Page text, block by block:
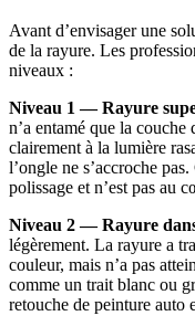
Avant d’envisager une
de la rayure. Les
niveaux :
Niveau 1 — Rayure
n’a entamé que la
clairement à la lumière
l’ongle ne s’accroche
polissage et n’est pas au
Niveau 2 — Rayure
légèrement. La rayure a
couleur, mais n’a pas
comme un trait blanc ou
retouche de peinture auto